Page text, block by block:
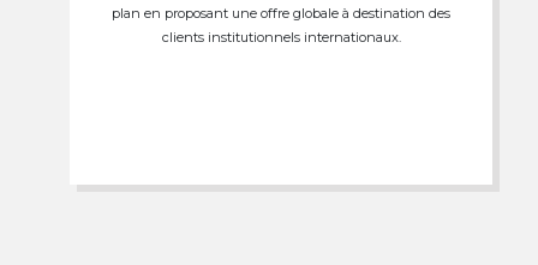
plan en proposant une offre globale à destination des
clients institutionnels internationaux.